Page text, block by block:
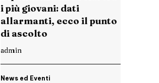
i più giovani: dati
allarmanti, ecco il punto
di ascolto
admin
News ed Eventi